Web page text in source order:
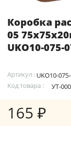
Коробка
05
UKO10-075-
Артикул : UKO10-
Код товара :
УТ-
165 ₽